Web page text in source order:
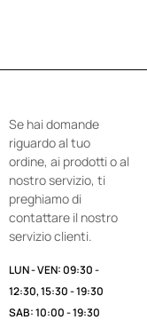
Se hai domande
riguardo al tuo
ordine, ai prodotti o al
nostro servizio, ti
preghiamo di
contattare il nostro
servizio clienti.
LUN - VEN: 09:30 -
12:30, 15:30 - 19:30
SAB: 10:00 - 19:30